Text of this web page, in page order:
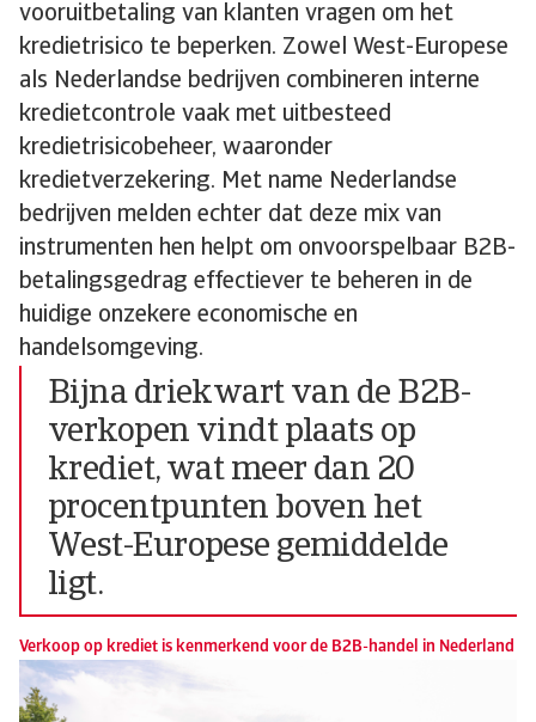
vooruitbetaling van klanten vragen om het
kredietrisico te beperken. Zowel West-Europese
als Nederlandse bedrijven combineren interne
kredietcontrole vaak met uitbesteed
kredietrisicobeheer, waaronder
kredietverzekering. Met name Nederlandse
bedrijven melden echter dat deze mix van
instrumenten hen helpt om onvoorspelbaar B2B-
betalingsgedrag effectiever te beheren in de
huidige onzekere economische en
handelsomgeving.
Bijna driekwart van de B2B-
verkopen vindt plaats op
krediet, wat meer dan 20
procentpunten boven het
West-Europese gemiddelde
ligt.
Verkoop op krediet is kenmerkend voor de B2B-handel in Nederland